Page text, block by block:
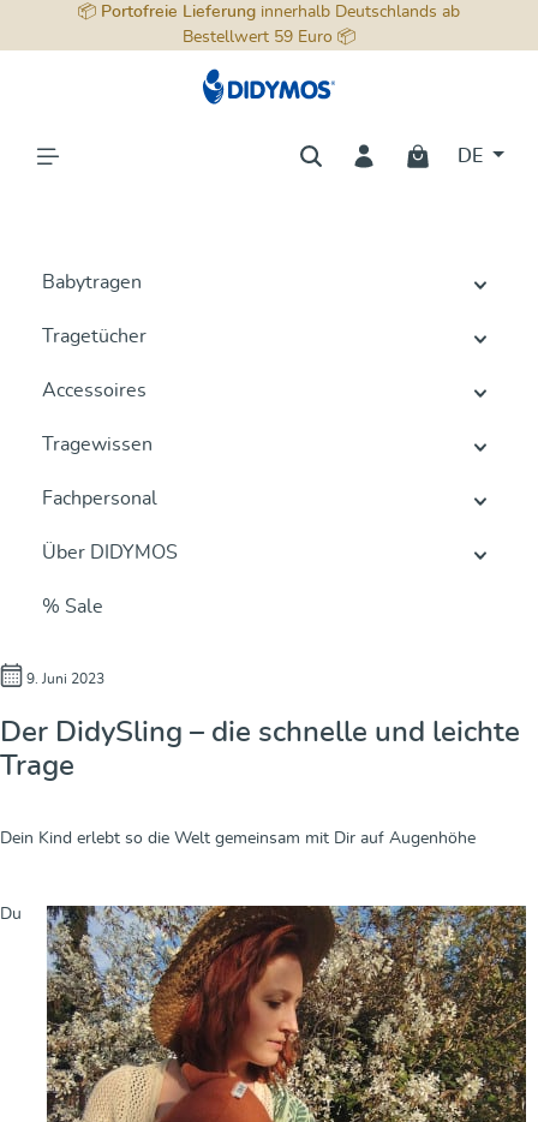
springen
📦 Portofreie Lieferung innerhalb Deutschlands ab
Bestellwert 59 Euro 📦
DE
Babytragen
Tragetücher
Accessoires
Tragewissen
Fachpersonal
Über DIDYMOS
% Sale
9. Juni 2023
Der DidySling – die schnelle und leichte
Trage
Dein Kind erlebt so die Welt gemeinsam mit Dir auf Augenhöhe
Du